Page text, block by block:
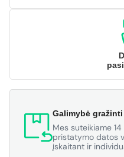
Galimybė
Mes suteikiame
pristatymo datos
įskaitant ir